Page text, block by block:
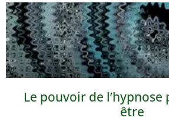
Le pouvoir de
être